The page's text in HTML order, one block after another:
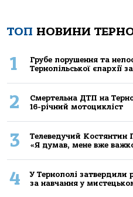
ТОП НОВИНИ
1
Грубе порушення та
Тернопільської єпархії
2
Смертельнa ДТП нa
16-річний мoтoцикліст
3
Телеведучий Костянтин
«Я думав, мене вже
4
У Тернополі затвердили
за навчання у